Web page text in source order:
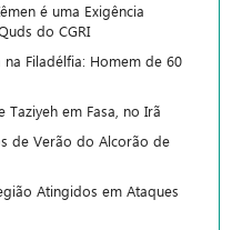
é uma Exigência
do CGRI
Filadélfia: Homem de 60
Taziyeh em Fasa, no Irã
de Verão do Alcorão de
Atingidos em Ataques